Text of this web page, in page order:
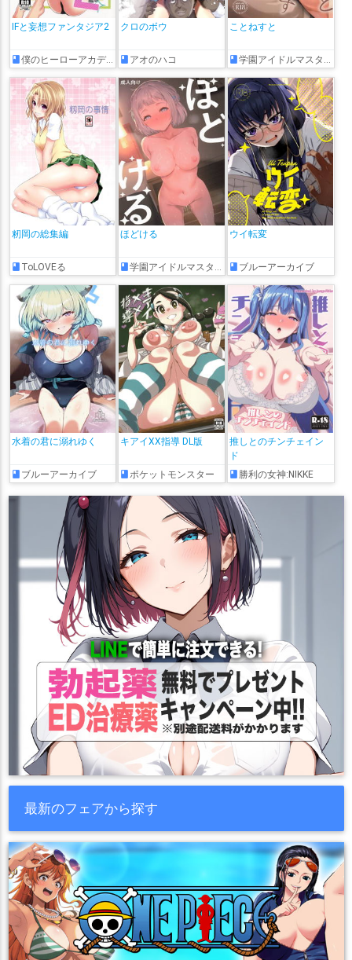
IFと妄想ファンタジア2
僕のヒーローアカデミア
クロのボウ
アオのハコ
ことねすと
学園アイドルマスター
籾岡の総集編
ToLOVEる
ほどける
学園アイドルマスター
ウイ転変
ブルーアーカイブ
水着の君に溺れゆく
ブルーアーカイブ
キアイXX指導 DL版
ポケットモンスター
推しとのチンチェイン
ド
勝利の女神:NIKKE
最新のフェアから探す